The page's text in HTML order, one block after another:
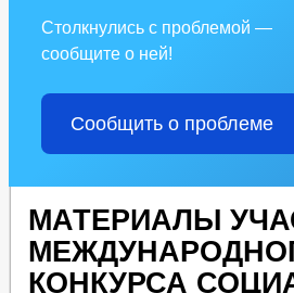
Столкнулись с проблемой —
сообщите о ней!
Сообщить о проблеме
МАТЕРИАЛЫ
КОНКУРСА